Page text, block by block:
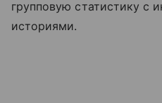
групповую статистику с
историями.